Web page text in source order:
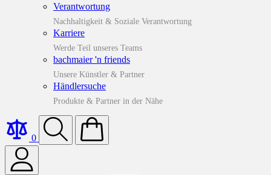
Verantwortung
Nachhaltigkeit & Soziale Verantwortung
Karriere
Werde Teil unseres Teams
bachmaier 'n friends
Unsere Künstler & Partner
Händlersuche
Produkte & Partner in der Nähe
0